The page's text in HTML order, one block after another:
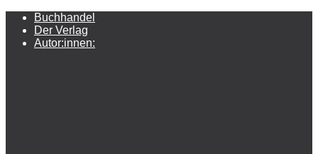
Buchhandel
Der Verlag
Autor:innen: